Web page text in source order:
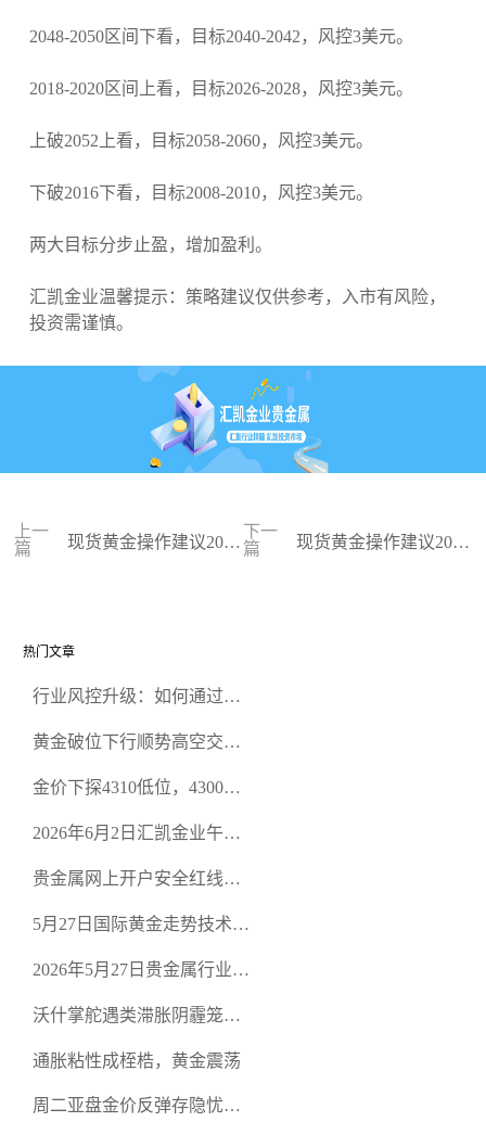
2048-2050区间下看，目标2040-2042，风控3美元。
2018-2020区间上看，目标2026-2028，风控3美元。
上破2052上看，目标2058-2060，风控3美元。
下破2016下看，目标2008-2010，风控3美元。
两大目标分步止盈，增加盈利。
汇凯金业温馨提示：策略建议仅供参考，入市有风险，
投资需谨慎。
上一
篇
现货黄金操作建议2024
下一
篇
现货黄金操作建议2024
热门文章
行业风控升级：如何通过正
规黄金开户交易平台？
黄金破位下行顺势高空交易
金价下探4310低位，4300关
2026年6月2日汇凯金业午盘
空头清算算法如何布防？
贵金属网上开户安全红线：
恶意洗盘陷阱
5月27日国际黄金走势技术盘
规黄金平台全方位行情解析
2026年5月27日贵金属行业新
正规贵金属开户平台迎开户
热潮
沃什掌舵遇类滞胀阴霾笼
通胀粘性成桎梏，黄金震荡
周二亚盘金价反弹存隐忧，